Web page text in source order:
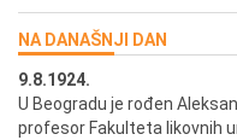
NA DANAŠNJI DAN
9.8.1924.
U Beogradu je rođen
profesor Fakulteta likovnih